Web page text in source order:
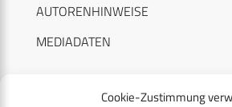
Cookie-Zustimmung
AUTORENHINWEISE
MEDIADATEN